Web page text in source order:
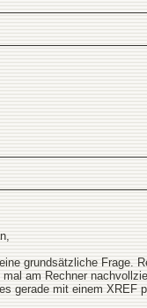
grundsätzliche Frage.
mal am Rechner
gerade mit einem XREF